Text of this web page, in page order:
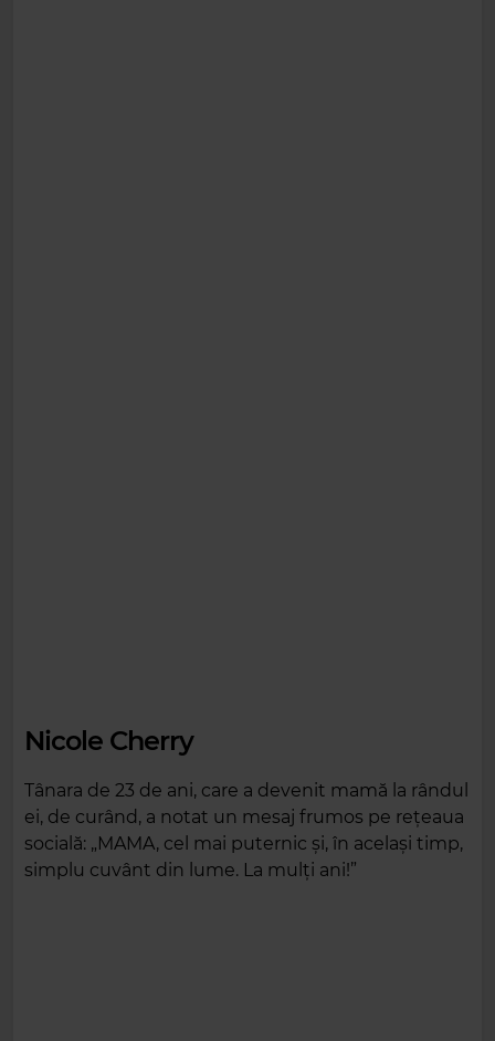
Nicole Cherry
Tânara de 23 de ani, care a devenit mamă la rândul
ei, de curând, a notat un mesaj frumos pe rețeaua
socială: „MAMA, cel mai puternic și, în același timp,
simplu cuvânt din lume. La mulți ani!”